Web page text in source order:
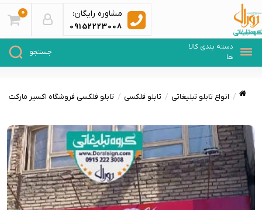
مشاوره رایگان:
09152223008
0
انواع تابلو تبلیغاتی تابلو فلکسی تابلو فلکسی فروشگاه اکسیر مارکت